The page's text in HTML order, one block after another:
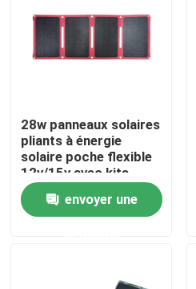
Aperçu
A propos de nous
28w panneaux solaires
pliants à énergie
solaire poche flexible
12v/15v avec kits
d'alimentation pour le
campingenvoyer une